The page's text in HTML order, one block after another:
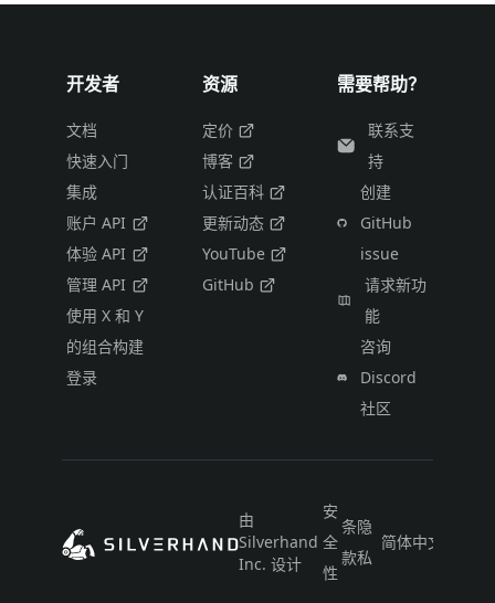
开发者
文档
快速入门
集成
账户 API
体验 API
管理 API
使用 X 和 Y
的组合构建
登录
资源
定价
博客
认证百科
更新动态
YouTube
GitHub
需要帮助？
联系支
持
创建
GitHub
issue
请求新功
能
咨询
Discord
社区
由
Silverhand
Inc. 设计
安
全
性
条
款
隐
私
简体中文